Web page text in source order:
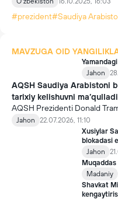
#prezident#Saudiya
MAVZUGA OID
Jahon
AQSH Saudiya Arabistoni
tarixiy kelishuvni ma’qulladi
AQSH Prezidenti Donald
yadro energetikasi dasturini
kelishuvni rasman
o‘nlab milliard dollarga
Jahon
22.07.2026, 11:10
Xusiylar
blokadasi
Jahon
Muqaddas
Madaniy
Shavkat